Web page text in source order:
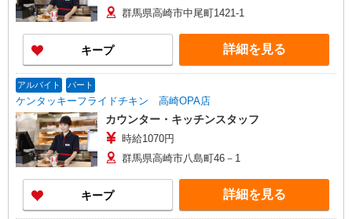
群馬県高崎市中尾町1421-1
キープ 詳細を見る
アルバイト パート
ケンタッキーフライドチキン 高崎OPA店
カウンター・キッチンスタッフ
時給1070円
群馬県高崎市八島町46－1
キープ 詳細を見る